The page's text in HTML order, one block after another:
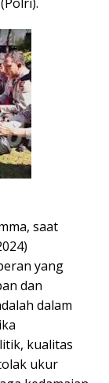
saat
yang
dan
dalam
kualitas
ukur